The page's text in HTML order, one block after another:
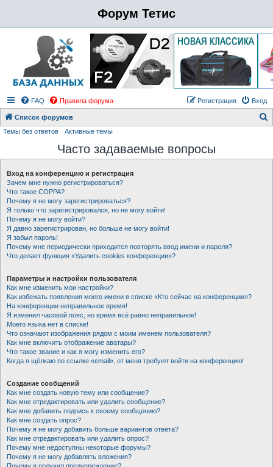
Форум Тетис
FAQ Правила форума Вход
Регистрация
Список форумов
с
Темы без ответов Активные темы
Часто задаваемые вопросы
Вход на конференцию и регистрация
Зачем мне нужно регистрироваться?
Что такое COPPA?
Почему я не могу зарегистрироваться?
Я только что зарегистрировался, но не могу войти!
Почему я не могу войти?
Я давно зарегистрирован, но больше не могу войти!
Я забыл пароль!
Почему мне периодически приходится повторять ввод имени и пароля?
Что делает функция «Удалить cookies конференции»?
Параметры и настройки пользователя
Как мне изменить мои настройки?
Как избежать появления моего имени в списке «Кто сейчас на конференции»?
На конференции неправильное время!
Я изменил часовой пояс, но время всё равно неправильное!
Моего языка нет в списке!
Что означают изображения рядом с моим именем пользователя?
Как мне включить отображение аватары?
Что такое звание и как я могу изменить его?
Когда я щёлкаю по ссылке «email», от меня требуют войти на конференцию!
Создание сообщений
Как мне создать новую тему или сообщение?
Как мне отредактировать или удалить сообщение?
Как мне добавить подпись к своему сообщению?
Как мне создать опрос?
Почему я не могу добавить больше вариантов ответа?
Как мне отредактировать или удалить опрос?
Почему мне недоступны некоторые форумы?
Почему я не могу добавлять вложения?